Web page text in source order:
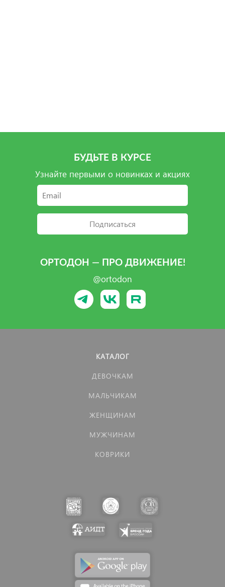
БУДЬТЕ В КУРСЕ
Узнайте первыми о новинках и акциях
Подписаться
ОРТОДОН — ПРО ДВИЖЕНИЕ!
@ortodon
КАТАЛОГ
ДЕВОЧКАМ
МАЛЬЧИКАМ
ЖЕНЩИНАМ
МУЖЧИНАМ
КОВРИКИ